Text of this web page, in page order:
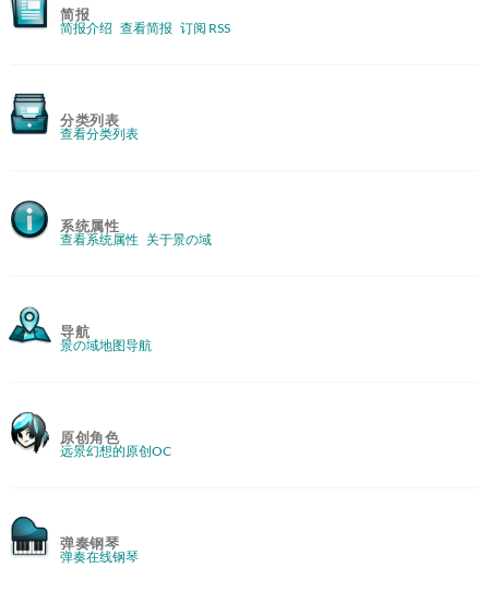
简报
简报介绍 查看简报 订阅 RSS
分类列表
查看分类列表
系统属性
查看系统属性 关于景の域
导航
景の域地图导航
原创角色
远景幻想的原创OC
弹奏钢琴
弹奏在线钢琴